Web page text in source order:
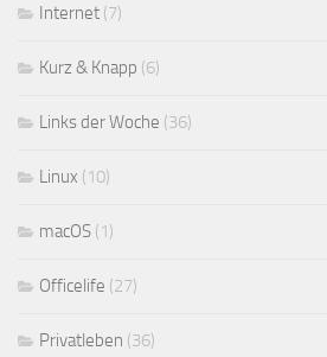
Internet (7)
Kurz & Knapp (6)
Links der Woche (36)
Linux (10)
macOS (1)
Officelife (27)
Privatleben (36)